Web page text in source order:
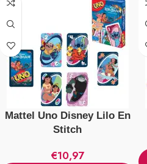
Mattel Uno Disney Lilo En
Stitch
€10,97